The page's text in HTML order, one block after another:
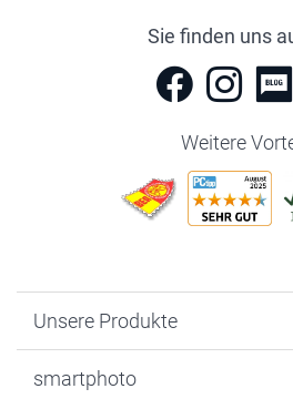
Sie finden uns
Weitere
Unsere Produkte
Fotogeschenke
smartphoto